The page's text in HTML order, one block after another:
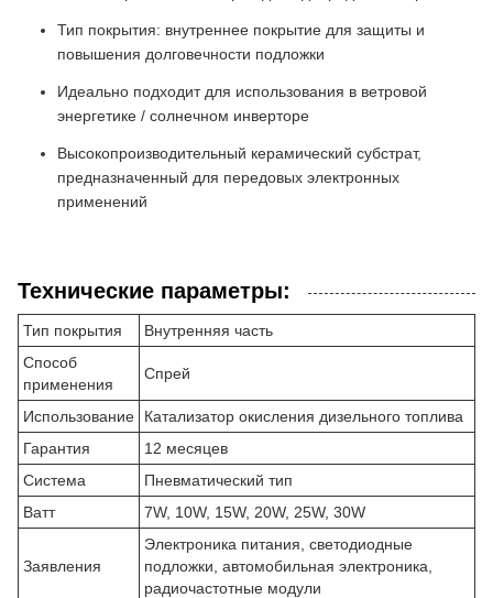
Тип покрытия: внутреннее покрытие для защиты и
повышения долговечности подложки
Идеально подходит для использования в ветровой
энергетике / солнечном инверторе
Высокопроизводительный керамический субстрат,
предназначенный для передовых электронных
применений
Технические параметры:
Тип покрытия
Внутренняя часть
Способ
применения
Спрей
Использование
Катализатор окисления дизельного топлива
Гарантия
12 месяцев
Система
Пневматический тип
Ватт
7W, 10W, 15W, 20W, 25W, 30W
Заявления
Электроника питания, светодиодные
подложки, автомобильная электроника,
радиочастотные модули